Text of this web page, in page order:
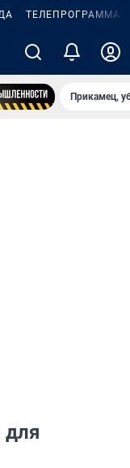
ТЕЛЕПРОГРАММА
Прикамец,
для